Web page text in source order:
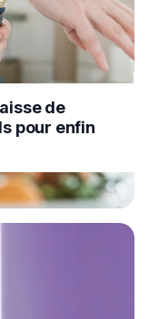
de
pour enfin